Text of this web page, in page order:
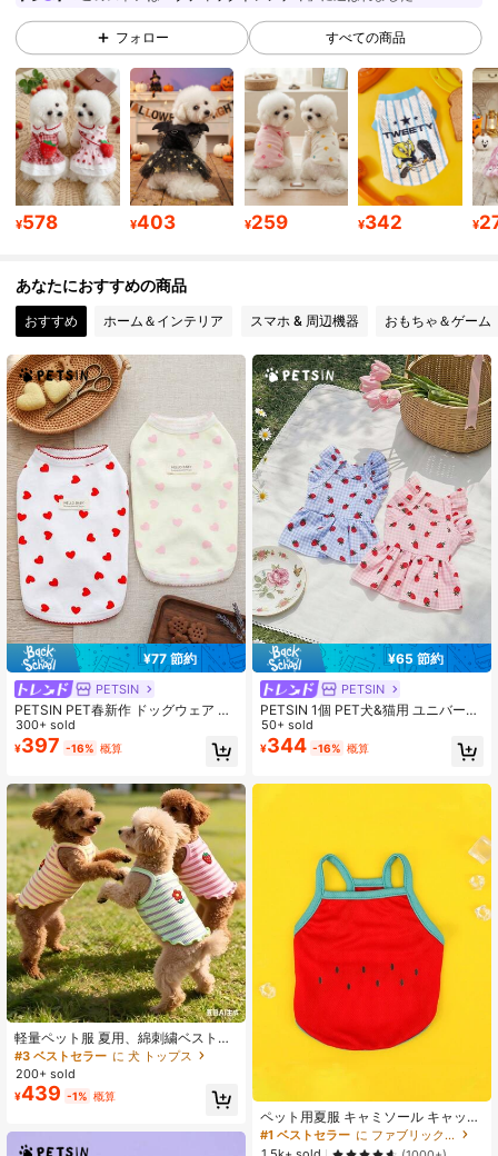
4.87 217K フォロワー
4.87 217K フォロワー
4.87 217K フォロワー
4.87
217K フォロワー
4.87 217K フォロワー
4.87 217K フォロワー
フォロー すべての商品
¥578 ¥403 ¥259 ¥342 ¥
あなたにおすすめの商品
おすすめ ホーム＆インテリア スマホ & 周辺機器 おもちゃ＆ゲーム
¥77 節約
PETSIN
PETSIN PET春新作 ドッグウェア PE
T用品 ドッグタンクトップ キャット
Tシャツ テディベア アウトフィット
小型犬猫用カジュアルクールタンク
春夏新作タンクトップ
300+ sold
¥397 -16% 概算
軽量ペット服 夏用、綿刺繍ベスト、
猫や小型犬に適しています、プード
ル、ビションフリーゼ、ポメラニア
ンなどの通気性のある服装、涼しい
夏用、軽量通気性のある屋外服猫用
#3 ベストセラー に 犬 トップス
200+ sold
¥439 -1% 概算
¥65 節約
PETSIN
PETSIN 1個 PET犬&猫用 ユニバーサ
ル フローラル チェック いちご柄 か
わいい キャップスリーブ ドレス、ス
ウィートカントリースタイル
50+ sold
¥344 -16% 概算
ペット用夏服 キャミソール キャット
&ドッグ用 通気性抜群 柄あり アンチ
シェッド
#1 ベストセラー
に ファブリック ペットタンク